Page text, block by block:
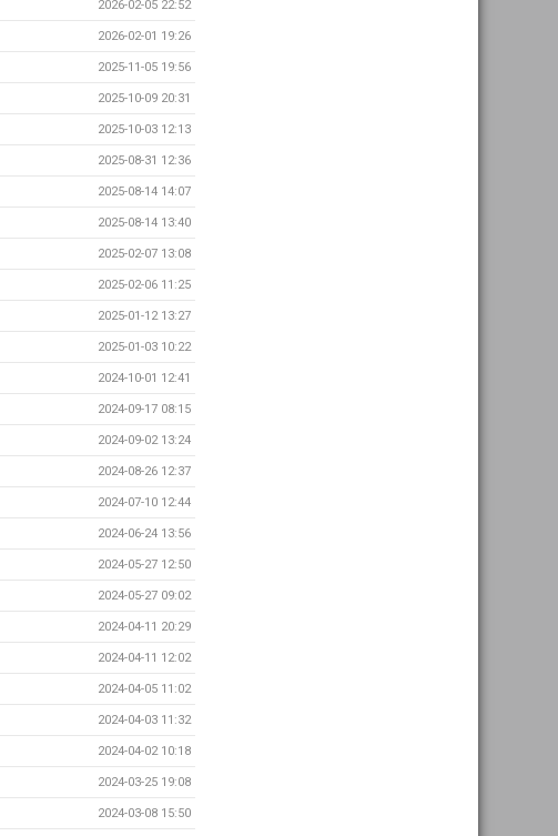
2026-02-05 22:52
2026-02-01 19:26
2025-11-05 19:56
2025-10-09 20:31
2025-10-03 12:13
2025-08-31 12:36
2025-08-14 14:07
2025-08-14 13:40
2025-02-07 13:08
2025-02-06 11:25
2025-01-12 13:27
2025-01-03 10:22
2024-10-01 12:41
2024-09-17 08:15
2024-09-02 13:24
2024-08-26 12:37
2024-07-10 12:44
2024-06-24 13:56
2024-05-27 12:50
2024-05-27 09:02
2024-04-11 20:29
2024-04-11 12:02
2024-04-05 11:02
2024-04-03 11:32
2024-04-02 10:18
2024-03-25 19:08
2024-03-08 15:50